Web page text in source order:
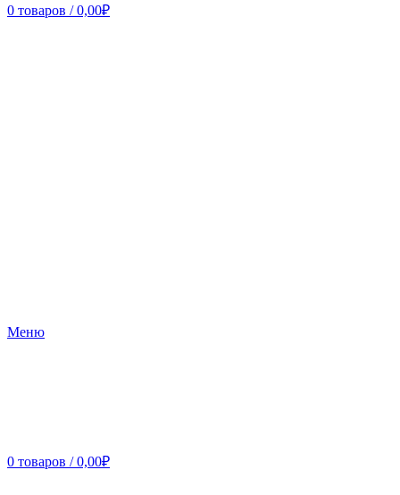
0 товаров / 0,00₽
Меню
0 товаров / 0,00₽